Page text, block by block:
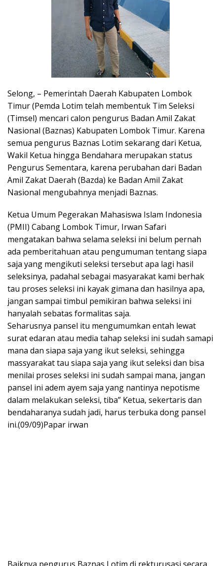
Selong, – Pemerintah Daerah Kabupaten Lombok
Timur (Pemda Lotim telah membentuk Tim Seleksi
(Timsel) mencari calon pengurus Badan Amil Zakat
Nasional (Baznas) Kabupaten Lombok Timur. Karena
semua pengurus Baznas Lotim sekarang dari Ketua,
Wakil Ketua hingga Bendahara merupakan status
Pengurus Sementara, karena perubahan dari Badan
Amil Zakat Daerah (Bazda) ke Badan Amil Zakat
Nasional mengubahnya menjadi Baznas.
Ketua Umum Pegerakan Mahasiswa Islam Indonesia
(PMII) Cabang Lombok Timur, Irwan Safari
mengatakan bahwa selama seleksi ini belum pernah
ada pemberitahuan atau pengumuman tentang siapa
saja yang mengikuti seleksi tersebut apa lagi hasil
seleksinya, padahal sebagai masyarakat kami berhak
tau proses seleksi ini kayak gimana dan hasilnya apa,
jangan sampai timbul pemikiran bahwa seleksi ini
hanyalah sebatas formalitas saja.
Seharusnya pansel itu mengumumkan entah lewat
surat edaran atau media tahap seleksi ini sudah samapi
mana dan siapa saja yang ikut seleksi, sehingga
massyarakat tau siapa saja yang ikut seleksi dan bisa
menilai proses seleksi ini sudah sampai mana, jangan
pansel ini adem ayem saja yang nantinya nepotisme
dalam melakukan seleksi, tiba” Ketua, sekertaris dan
bendaharanya sudah jadi, harus terbuka dong pansel
ini.(09/09)Papar irwan